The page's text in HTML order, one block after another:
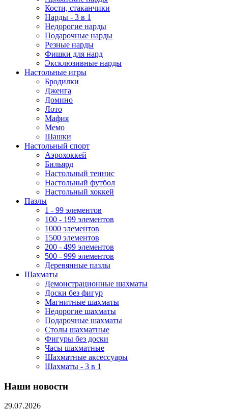
Кости, стаканчики
Нарды - 3 в 1
Недорогие нарды
Подарочные нарды
Резные нарды
Фишки для нард
Эксклюзивные нарды
Настольные игры
Бродилки
Дженга
Домино
Лото
Мафия
Мемо
Шашки
Настольный спорт
Аэрохоккей
Бильярд
Настольный теннис
Настольный футбол
Настольный хоккей
Пазлы
1 - 99 элементов
100 - 199 элементов
1000 элементов
1500 элементов
200 - 499 элементов
500 - 999 элементов
Деревянные пазлы
Шахматы
Демонстрационные шахматы
Доски без фигур
Магнитные шахматы
Недорогие шахматы
Подарочные шахматы
Столы шахматные
Фигуры без доски
Часы шахматные
Шахматные аксессуары
Шахматы - 3 в 1
Наши новости
29.07.2026